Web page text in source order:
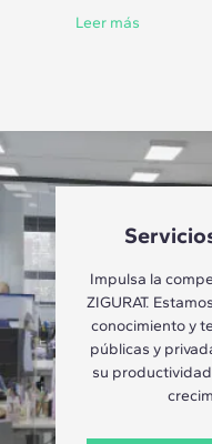
Leer más
Impulsa la
ZIGURAT.
conocimiento y
públicas y
su